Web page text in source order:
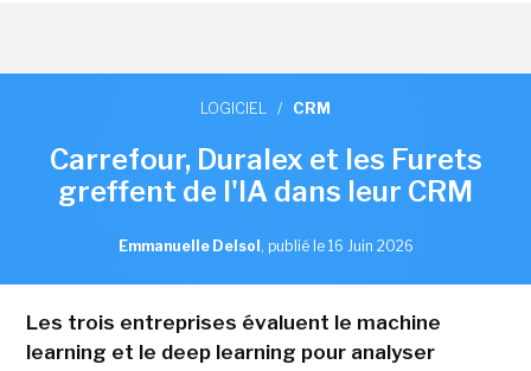
LOGICIEL / CRM
Carrefour, Duralex et les Furets
greffent de l'IA dans leur CRM
Emmanuelle Delsol , publié le 16 Juin 2026
Les trois entreprises évaluent le machine
learning et le deep learning pour analyser